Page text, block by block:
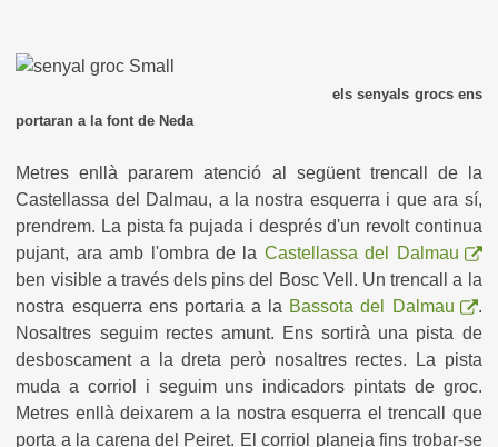
els senyals grocs ens
portaran a la font de Neda
Metres enllà pararem atenció al següent trencall de la
Castellassa del Dalmau, a la nostra esquerra i que ara sí,
prendrem. La pista fa pujada i després d'un revolt continua
pujant, ara amb l'ombra de la Castellassa del Dalmau
ben visible a través dels pins del Bosc Vell. Un trencall a la
nostra esquerra ens portaria a la Bassota del Dalmau
.
Nosaltres seguim rectes amunt. Ens sortirà una pista de
desboscament a la dreta però nosaltres rectes. La pista
muda a corriol i seguim uns indicadors pintats de groc.
Metres enllà deixarem a la nostra esquerra el trencall que
porta a la carena del Peiret. El corriol planeja fins trobar-se